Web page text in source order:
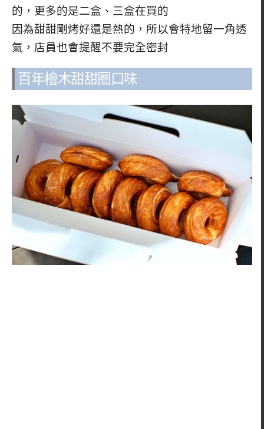
的，更多的是二盒、三盒在買的
因為甜甜剛烤好還是熱的，所以會特地留一角透
氣，店員也會提醒不要完全密封
百年檜木甜甜圈口味